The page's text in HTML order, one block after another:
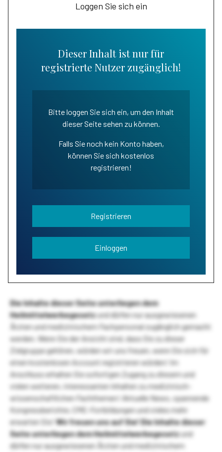
Loggen Sie sich ein
Dieser Inhalt ist nur für
registrierte Nutzer zugänglich!
Bitte loggen Sie sich ein, um den Inhalt
dieser Seite sehen zu können.
Falls Sie noch kein Konto haben,
können Sie sich kostenlos
registrieren!
Registrieren
Einloggen
Die Inhalte dieser Seite unterliegen dem
Heilmittelwerbegesetzund dürfen nur ausgewiesenen
Ärzten und medizinischem Fachpersonal zugänglich gemacht
werden. Wenn Sie der Ansicht sind, dass Sie zu dieser
Zielgruppe gehören, würden wir uns freuen, wenn Sie sich für
einen kostenlosen Account registrieren würden! Im
Anschluss erhalten Sie sofortigen Zugang zu diesem und
vielen weiteren, interessanten Inhalten zu medizinisch-
wissenschaftlichen Fachthemen! Aktuelle News, spannende
Kongressberichte, CME-Fortbildungen und vieles mehr
erwarten Sie!Wir freuen uns auf Sie!Die Inhalte dieser
Seite unterliegen dem Heilmittelwerbegesetzund
dürfen nur ausgewiesenen Ärzten und medizinischem